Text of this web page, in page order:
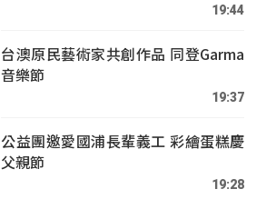
19:44
台澳原民藝術家共創作品 同登Garma
音樂節
19:37
公益團邀愛國浦長輩義工 彩繪蛋糕慶
父親節
19:28